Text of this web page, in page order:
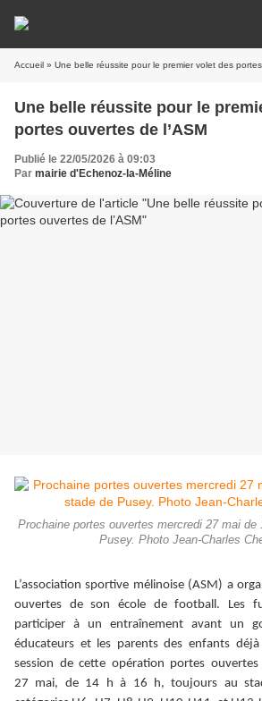
Accueil » Une belle réussite pour le premier volet des
Une belle réussite pour le
portes ouvertes de l’ASM
Publié le 22/05/2026 à 09:03
Par mairie d'Echenoz-la-Méline
Prochaine portes ouvertes mercredi 27 mai de
Pusey. Photo Jean-Charles
L’association sportive mélinoise (ASM) a
ouvertes de son école de football. Les
participer à un entraînement avant un
éducateurs et les parents des enfants
session de cette opération portes
27 mai, de 14 h à 16 h, toujours au